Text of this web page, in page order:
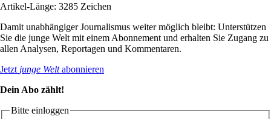
Artikel-Länge: 3285 Zeichen
Damit unabhängiger Journalismus weiter möglich bleibt: Unterstützen
Sie die junge Welt mit einem Abonnement und erhalten Sie Zugang zu
allen Analysen, Reportagen und Kommentaren.
Jetzt junge Weltabonnieren
Dein Abo zählt!
Bitte einloggen